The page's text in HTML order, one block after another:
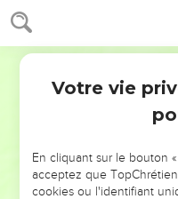
Néhémie 3
sa colère. Par ailleurs, il se
34 en déclarant devant ses
Samarie : « Qu’est-ce
faire ? Vont-ils arriver au
sacrifices à leur Dieu ?
leurs travaux de
Tobia l’Ammonite était
construction ! Il suffirait
Votre vie
En cliquant sur le bouton
acceptez que
cookies ou l'identifiant